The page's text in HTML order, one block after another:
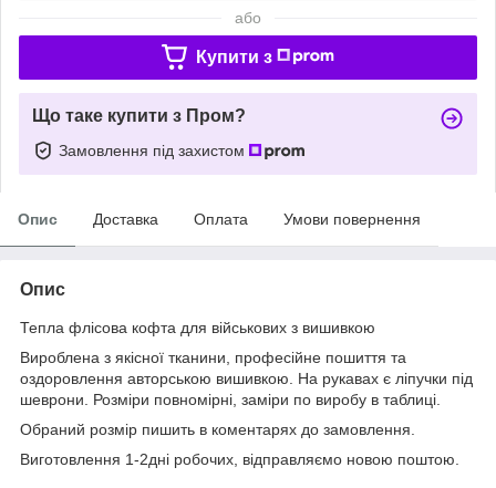
або
Купити з
Що таке купити з Пром?
Замовлення під захистом
Опис Доставка Оплата Умови повернення
Опис
Тепла флісова кофта для військових з вишивкою
Вироблена з якісної тканини, професійне пошиття та
оздоровлення авторською вишивкою. На рукавах є ліпучки під
шеврони. Розміри повномірні, заміри по виробу в таблиці.
Обраний розмір пишить в коментарях до замовлення.
Виготовлення 1-2дні робочих, відправляємо новою поштою.